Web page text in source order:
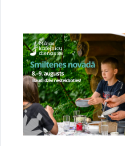
Raunas Kultūras centrs
Skatīt vairāk